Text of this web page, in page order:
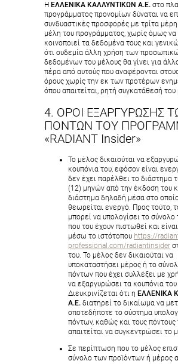
Η ΕΛΛΕΝΙΚΑ ΚΑΛΛΥΝΤΙΚΩΝ Α.Ε. στο
προγράμματος προνομίων δύναται να
συνδυαστικές προσφορές με τρίτα
μέλη του προγράμματος, χωρίς όμως να
κοινοποιεί τα δεδομένα τους και
ότι ουδεμία άλλη χρήση των
δεδομένων του μέλους θα γίνει για
πέρα από αυτούς που αναφέρονται
όρους χωρίς την εκ των προτέρων
όπου απαιτείται, ρητή συγκατάθεσή του
4. ΟΡΟΙ EΞΑΡΓΥΡΩΣΗΣ
ΠΟΝΤΩΝ ΤΟΥ
«RADIANT Insider»
Το μέλος δικαιούται να
κουπόνια του, εφόσον είναι
δεν έχει παρέλθει το διάστημα
(12) μηνών από την έκδοση του
διάστημα δηλαδή μέσα στο
θεωρείται ενεργό. Προς τούτο,
μπορεί να υπολογίσει το
που του έχουν πιστωθεί και
μέσω το ιστότοπου https://
professional.com/radiantinsider
του. Το μέλος δεν δικαιούται να
υποκαταστήσει μέρος ή το
πόντων που έχει συλλέξει με
να εξαργυρώσει τα κουπόνια
Διευκρινίζεται ότι η ΕΛΛΕΝΙΚΑ
Α.Ε. διατηρεί το δικαίωμα να
οποτεδήποτε το σύστημα
πόντων, καθώς και τους πόντους
απαιτείται να συγκεντρώσει το
Σε περίπτωση που το μέλος
σύνολο των προϊόντων ή μέρος